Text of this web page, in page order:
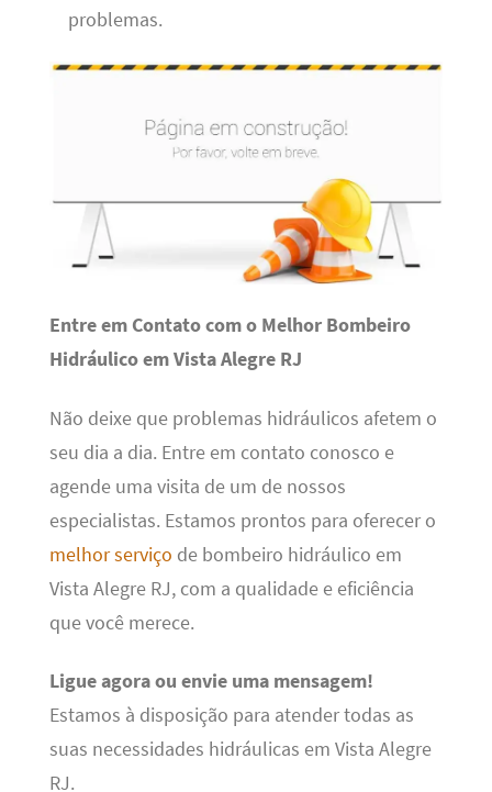
problemas.
Entre em Contato com o Melhor Bombeiro
Hidráulico em Vista Alegre RJ
Não deixe que problemas hidráulicos afetem o
seu dia a dia. Entre em contato conosco e
agende uma visita de um de nossos
especialistas. Estamos prontos para oferecer o
melhor serviço de bombeiro hidráulico em
Vista Alegre RJ, com a qualidade e eficiência
que você merece.
Ligue agora ou envie uma mensagem!
Estamos à disposição para atender todas as
suas necessidades hidráulicas em Vista Alegre
RJ.